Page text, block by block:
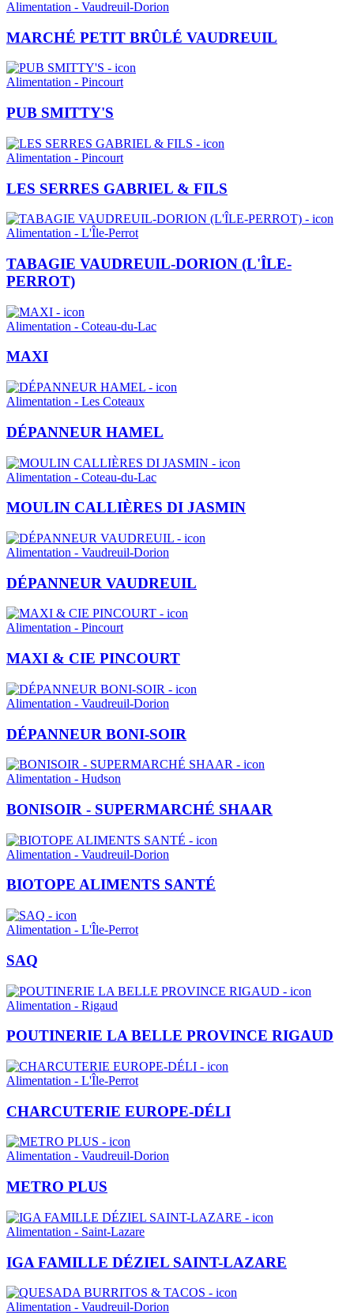
Alimentation - Vaudreuil-Dorion
MARCHÉ PETIT BRÛLÉ VAUDREUIL
Alimentation - Pincourt
PUB SMITTY'S
Alimentation - Pincourt
LES SERRES GABRIEL & FILS
Alimentation - L'Île-Perrot
TABAGIE VAUDREUIL-DORION (L'ÎLE-
PERROT)
Alimentation - Coteau-du-Lac
MAXI
Alimentation - Les Coteaux
DÉPANNEUR HAMEL
Alimentation - Coteau-du-Lac
MOULIN CALLIÈRES DI JASMIN
Alimentation - Vaudreuil-Dorion
DÉPANNEUR VAUDREUIL
Alimentation - Pincourt
MAXI & CIE PINCOURT
Alimentation - Vaudreuil-Dorion
DÉPANNEUR BONI-SOIR
Alimentation - Hudson
BONISOIR - SUPERMARCHÉ SHAAR
Alimentation - Vaudreuil-Dorion
BIOTOPE ALIMENTS SANTÉ
Alimentation - L'Île-Perrot
SAQ
Alimentation - Rigaud
POUTINERIE LA BELLE PROVINCE RIGAUD
Alimentation - L'Île-Perrot
CHARCUTERIE EUROPE-DÉLI
Alimentation - Vaudreuil-Dorion
METRO PLUS
Alimentation - Saint-Lazare
IGA FAMILLE DÉZIEL SAINT-LAZARE
Alimentation - Vaudreuil-Dorion